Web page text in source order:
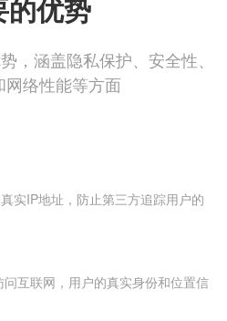
的优势
，涵盖隐私保护、安全性、
网络性能等方面
实IP地址，防止第三方追踪用户的
互联网，用户的真实身份和位置信